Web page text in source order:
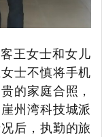
王女士和女儿
士不慎将手机
的家庭合照，
州湾科技城派
后，执勤的旅